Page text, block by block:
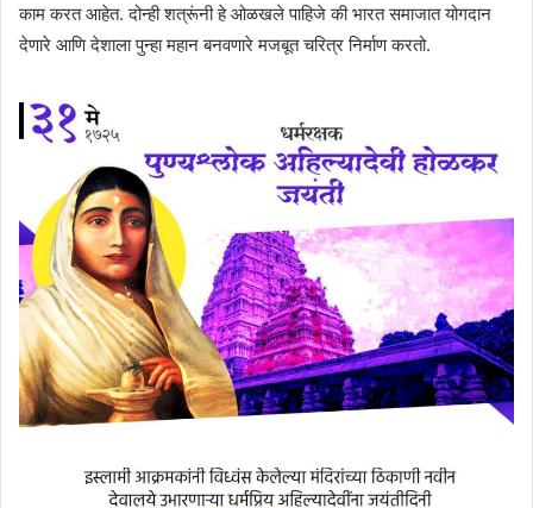
काम करत आहेत. दोन्ही शत्रूंनी हे ओळखले पाहिजे की भारत समाजात योगदान
देणारे आणि देशाला पुन्हा महान बनवणारे मजबूत चरित्र निर्माण करतो.